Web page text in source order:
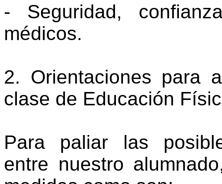
- Seguridad,
médicos.
2. Orientaciones para
clase de Educación
Para paliar las
entre nuestro